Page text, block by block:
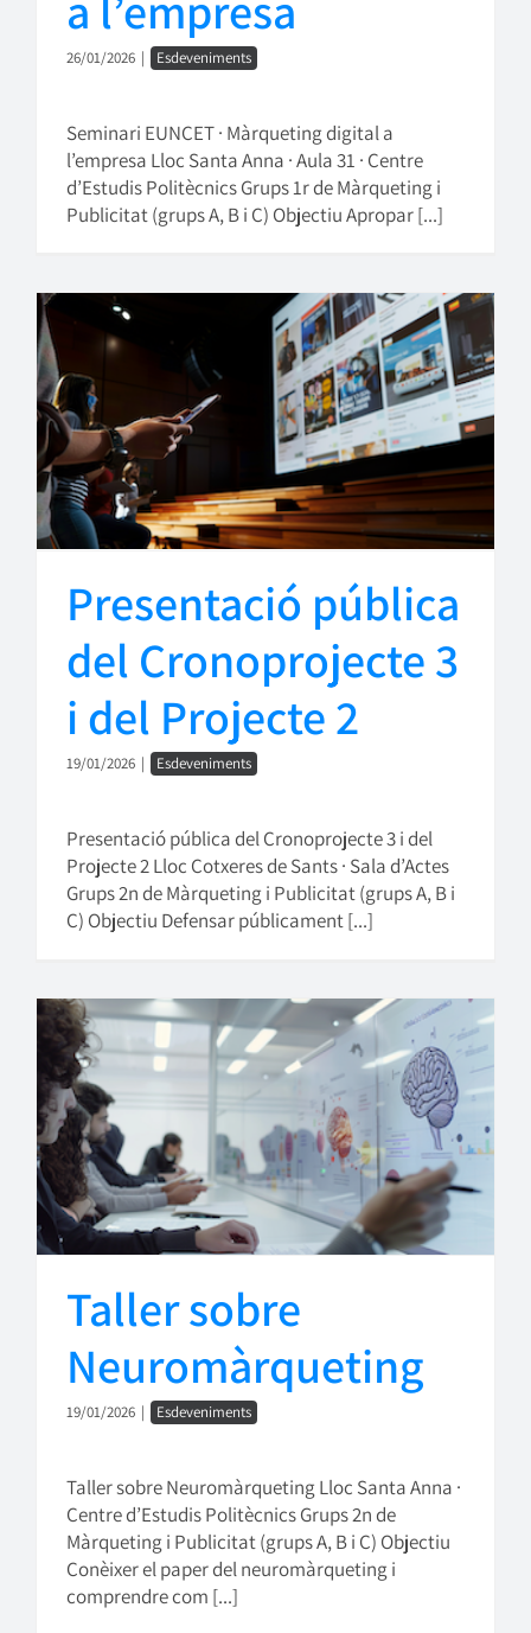
26/01/2026 | Esdeveniments
Seminari EUNCET · Màrqueting digital a
l’empresa Lloc Santa Anna · Aula 31 · Centre
d’Estudis Politècnics Grups 1r de Màrqueting i
Publicitat (grups A, B i C) Objectiu Apropar [...]
Presentació pública
del Cronoprojecte 3
i del Projecte 2
19/01/2026 | Esdeveniments
Presentació pública del Cronoprojecte 3 i del
Projecte 2 Lloc Cotxeres de Sants · Sala d’Actes
Grups 2n de Màrqueting i Publicitat (grups A, B i
C) Objectiu Defensar públicament [...]
Taller sobre
Neuromàrqueting
19/01/2026 | Esdeveniments
Taller sobre Neuromàrqueting Lloc Santa Anna ·
Centre d’Estudis Politècnics Grups 2n de
Màrqueting i Publicitat (grups A, B i C) Objectiu
Conèixer el paper del neuromàrqueting i
comprendre com [...]